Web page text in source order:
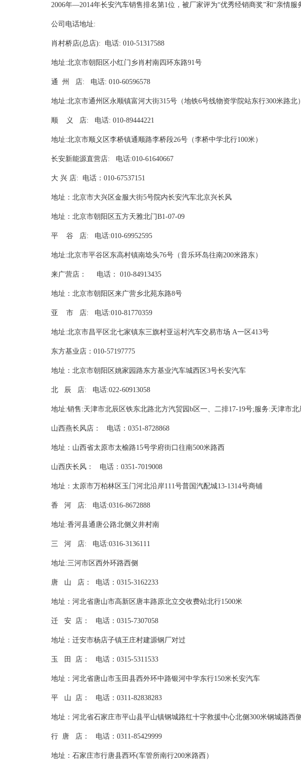
2006年—2014年长安汽车销售排名第1位，被厂家评为“优秀经销商奖”和“亲情
公司电话地址:
肖村桥店(总店): 电话: 010-51317588
地址:北京市朝阳区小红门乡肖村南四环东路91号
通 州 店: 电话: 010-60596578
地址:北京市通州区永顺镇富河大街315号（地铁6号线物资学院站东行300米路北
顺 义 店: 电话: 010-89444221
地址:北京市顺义区李桥镇通顺路李桥段26号（李桥中学北行100米）
长安新能源直营店: 电话:010-61640667
大 兴 店: 电话：010-67537151
地址：北京市大兴区金服大街5号院内长安汽车北京兴长风
地址：北京市朝阳区五方天雅北门B1-07-09
平 谷 店: 电话:010-69952595
地址:北京市平谷区东高村镇南埝头76号（音乐环岛往南200米路东）
来广营店： 电话： 010-84913435
地址：北京市朝阳区来广营乡北苑东路8号
亚 市 店: 电话:010-81770359
地址:北京市昌平区北七家镇东三旗村亚运村汽车交易市场 A一区413号
东方基业店：010-57197775
地址：北京市朝阳区姚家园路东方基业汽车城西区3号长安汽车
北 辰 店: 电话:022-60913058
地址:销售:天津市北辰区铁东北路北方汽贸园b区一、二排17-19号;服务:天津市
山西燕长风店： 电话：0351-8728868
地址：山西省太原市太榆路15号学府街口往南500米路西
山西庆长风： 电话：0351-7019008
地址：太原市万柏林区玉门河北沿岸111号普国汽配城13-1314号商铺
香 河 店: 电话:0316-8672888
地址:香河县通唐公路北侧义井村南
三 河 店: 电话:0316-3136111
地址:三河市区西外环路西侧
唐 山 店： 电话：0315-3162233
地址：河北省唐山市高新区唐丰路原北立交收费站北行1500米
迁 安 店： 电话：0315-7307058
地址：迁安市杨店子镇王庄村建源钢厂对过
玉 田 店： 电话：0315-5311533
地址：河北省唐山市玉田县西外环中路银河中学东行150米长安汽车
平 山 店： 电话：0311-82838283
地址：河北省石家庄市平山县平山镇钢城路红十字救援中心北侧300米钢城路西侧
行 唐 店： 电话：0311-85429999
地址：石家庄市行唐县西环(车管所南行200米路西）